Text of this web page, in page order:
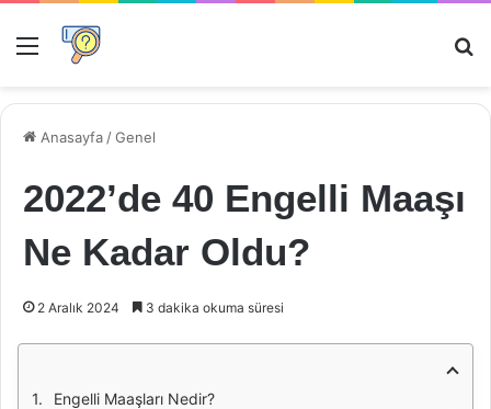
Menü
Anasayfa /Genel
2022’de 40 Engelli Maaşı
Ne Kadar Oldu?
2 Aralık 2024 3 dakika okuma süresi
Engelli Maaşları Nedir?